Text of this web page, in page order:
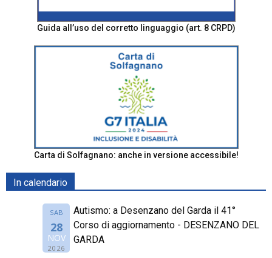
Guida all’uso del corretto linguaggio (art. 8 CRPD)
Carta di Solfagnano: anche in versione accessibile!
In calendario
SAB
28
NOV
2026
Autismo: a Desenzano del Garda il 41°
Corso di aggiornamento - DESENZANO DEL
GARDA